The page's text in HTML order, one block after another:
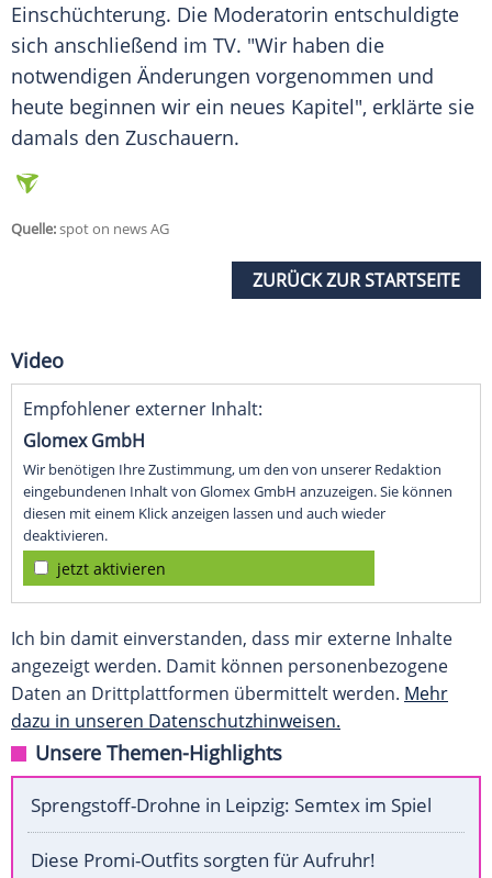
Einschüchterung. Die Moderatorin entschuldigte
sich anschließend im TV. "Wir haben die
notwendigen Änderungen vorgenommen und
heute beginnen wir ein neues Kapitel", erklärte sie
damals den Zuschauern.
Quelle:spot on news AG
ZURÜCK ZUR STARTSEITE
Video
Empfohlener externer Inhalt:
Glomex GmbH
Wir benötigen Ihre Zustimmung, um den von unserer Redaktion
eingebundenen Inhalt von Glomex GmbH anzuzeigen. Sie können
diesen mit einem Klick anzeigen lassen und auch wieder
deaktivieren.
jetzt aktivieren
Ich bin damit einverstanden, dass mir externe Inhalte
angezeigt werden. Damit können personenbezogene
Daten an Drittplattformen übermittelt werden. Mehr
dazu in unseren Datenschutzhinweisen.
Unsere Themen-Highlights
Sprengstoff-Drohne in Leipzig: Semtex im Spiel
Diese Promi-Outfits sorgten für Aufruhr!